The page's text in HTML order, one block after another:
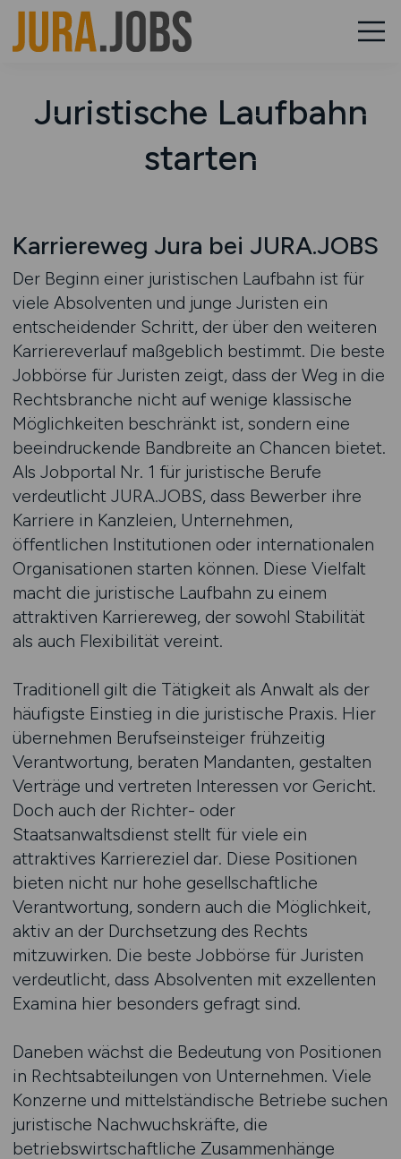
Juristische Laufbahn
starten
Karriereweg Jura bei JURA.JOBS
Der Beginn einer juristischen Laufbahn ist für
viele Absolventen und junge Juristen ein
entscheidender Schritt, der über den weiteren
Karriereverlauf maßgeblich bestimmt. Die beste
Jobbörse für Juristen zeigt, dass der Weg in die
Rechtsbranche nicht auf wenige klassische
Möglichkeiten beschränkt ist, sondern eine
beeindruckende Bandbreite an Chancen bietet.
Als Jobportal Nr. 1 für juristische Berufe
verdeutlicht JURA.JOBS, dass Bewerber ihre
Karriere in Kanzleien, Unternehmen,
öffentlichen Institutionen oder internationalen
Organisationen starten können. Diese Vielfalt
macht die juristische Laufbahn zu einem
attraktiven Karriereweg, der sowohl Stabilität
als auch Flexibilität vereint.
Traditionell gilt die Tätigkeit als Anwalt als der
häufigste Einstieg in die juristische Praxis. Hier
übernehmen Berufseinsteiger frühzeitig
Verantwortung, beraten Mandanten, gestalten
Verträge und vertreten Interessen vor Gericht.
Doch auch der Richter- oder
Staatsanwaltsdienst stellt für viele ein
attraktives Karriereziel dar. Diese Positionen
bieten nicht nur hohe gesellschaftliche
Verantwortung, sondern auch die Möglichkeit,
aktiv an der Durchsetzung des Rechts
mitzuwirken. Die beste Jobbörse für Juristen
verdeutlicht, dass Absolventen mit exzellenten
Examina hier besonders gefragt sind.
Daneben wächst die Bedeutung von Positionen
in Rechtsabteilungen von Unternehmen. Viele
Konzerne und mittelständische Betriebe suchen
juristische Nachwuchskräfte, die
betriebswirtschaftliche Zusammenhänge